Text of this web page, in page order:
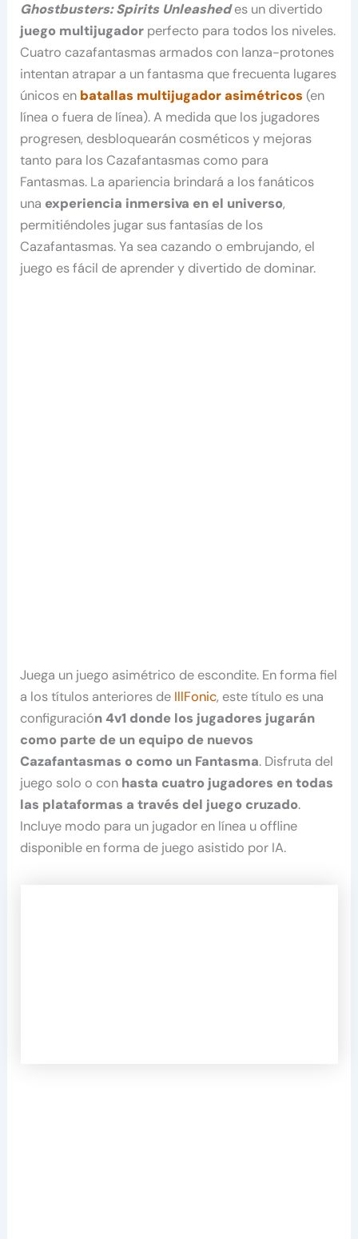
Ghostbusters: Spirits Unleashed es un divertido
juego multijugador perfecto para todos los niveles.
Cuatro cazafantasmas armados con lanza-protones
intentan atrapar a un fantasma que frecuenta lugares
únicos en batallas multijugador asimétricos (en
línea o fuera de línea). A medida que los jugadores
progresen, desbloquearán cosméticos y mejoras
tanto para los Cazafantasmas como para
Fantasmas. La apariencia brindará a los fanáticos
una experiencia inmersiva en el universo,
permitiéndoles jugar sus fantasías de los
Cazafantasmas. Ya sea cazando o embrujando, el
juego es fácil de aprender y divertido de dominar.
Juega un juego asimétrico de escondite. En forma fiel
a los títulos anteriores de IllFonic, este título es una
configuración 4v1 donde los jugadores jugarán
como parte de un equipo de nuevos
Cazafantasmas o como un Fantasma. Disfruta del
juego solo o con hasta cuatro jugadores en todas
las plataformas a través del juego cruzado.
Incluye modo para un jugador en línea u offline
disponible en forma de juego asistido por IA.